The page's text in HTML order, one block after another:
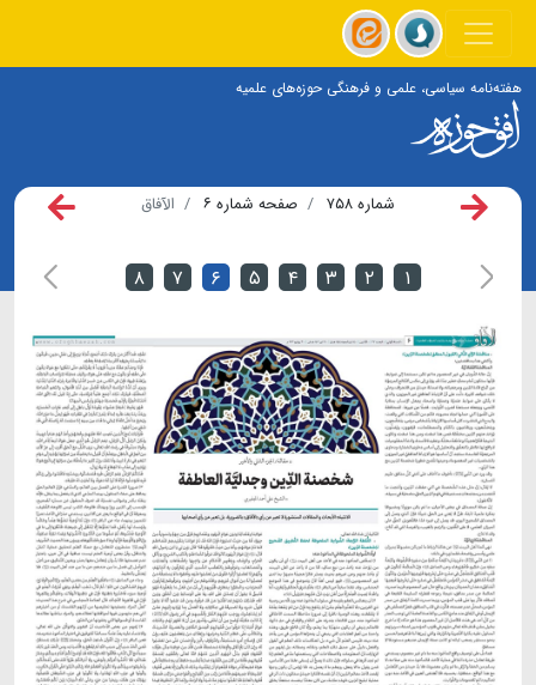
هفته‌نامه سیاسی، علمی و فرهنگی حوزه‌های علمیه
شماره ۷۵۸ صفحه شماره ۶ الآفاق
۱ ۲ ۳ ۴ ۵ ۶ ۷ ۸